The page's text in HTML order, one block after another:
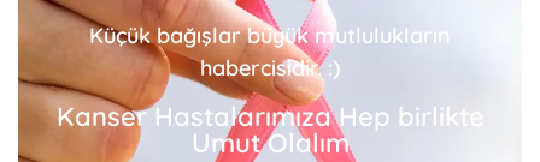
Küçük bağışlar büyük mutlulukların
habercisidir. :)
Kanser Hastalarımıza Hep birlikte
Umut Olalım